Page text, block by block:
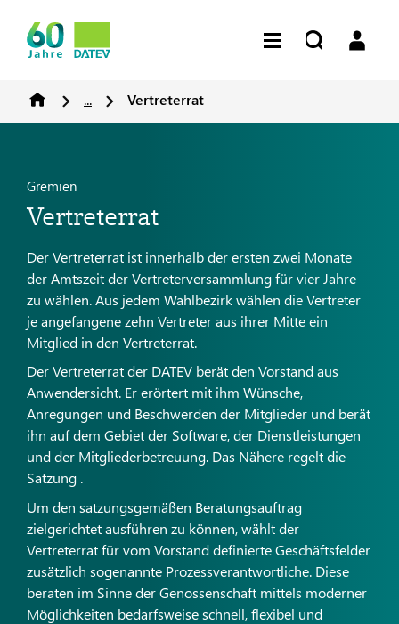
... Vertreterrat
Gremien
Vertreterrat
Der Vertreterrat ist innerhalb der ersten zwei Monate
der Amtszeit der Vertreterversammlung für vier Jahre
zu wählen. Aus jedem Wahlbezirk wählen die Vertreter
je angefangene zehn Vertreter aus ihrer Mitte ein
Mitglied in den Vertreterrat.
Der Vertreterrat der DATEV berät den Vorstand aus
Anwendersicht. Er erörtert mit ihm Wünsche,
Anregungen und Beschwerden der Mitglieder und berät
ihn auf dem Gebiet der Software, der Dienstleistungen
und der Mitgliederbetreuung. Das Nähere regelt die
Satzung .
Um den satzungsgemäßen Beratungsauftrag
zielgerichtet ausführen zu können, wählt der
Vertreterrat für vom Vorstand definierte Geschäftsfelder
zusätzlich sogenannte Prozessverantwortliche. Diese
beraten im Sinne der Genossenschaft mittels moderner
Möglichkeiten bedarfsweise schnell, flexibel und